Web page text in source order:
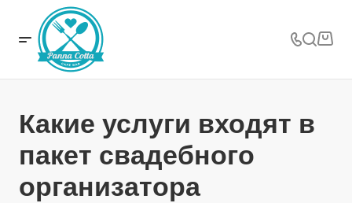
Какие услуги входят в
пакет свадебного
организатора